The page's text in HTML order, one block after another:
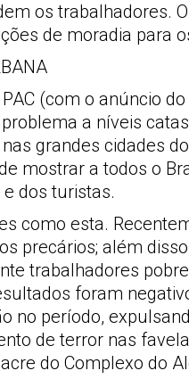
os trabalhadores.
de moradia para
(com o anúncio
a níveis
grandes cidades
mostrar a todos o
dos turistas.
como esta.
precários; além
trabalhadores
foram
no período,
de terror nas
do Complexo do